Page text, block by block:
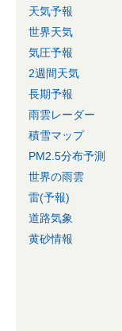
天気予報
世界天気
気圧予報
2週間天気
長期予報
雨雲レーダー
積雪マップ
PM2.5分布予測
世界の雨雲
雷(予報)
道路気象
黄砂情報